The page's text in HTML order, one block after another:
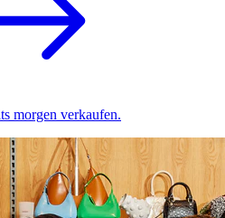
morgen verkaufen.